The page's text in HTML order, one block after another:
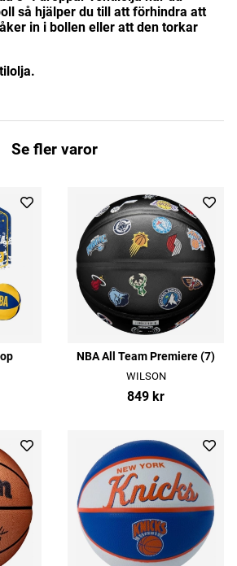
så hjälper du till att förhindra att
in i bollen eller att den torkar
Se fler varor
NBA All Team Premiere (7)
WILSON
849 kr